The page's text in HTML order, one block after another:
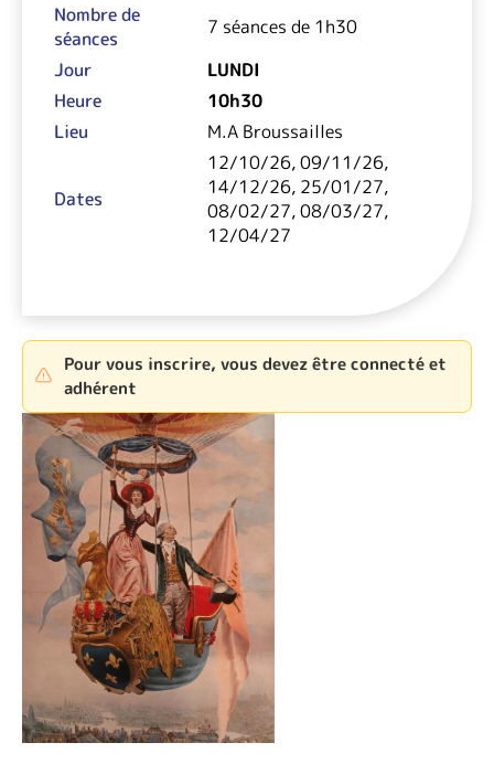
Nombre de
séances
7 séances de 1h30
Jour
LUNDI
Heure
10h30
Lieu
M.A Broussailles
Dates
12/10/26, 09/11/26,
14/12/26, 25/01/27,
08/02/27, 08/03/27,
12/04/27
Pour vous inscrire, vous devez être connecté et
adhérent